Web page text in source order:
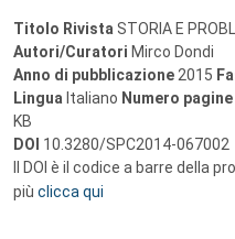
Titolo Rivista STORIA E
Autori/Curatori Mirco Dondi
Anno di pubblicazione 2015
Lingua Italiano Numero pagine
KB
DOI 10.3280/SPC2014-067002
Il DOI è il codice a barre della
più clicca qui